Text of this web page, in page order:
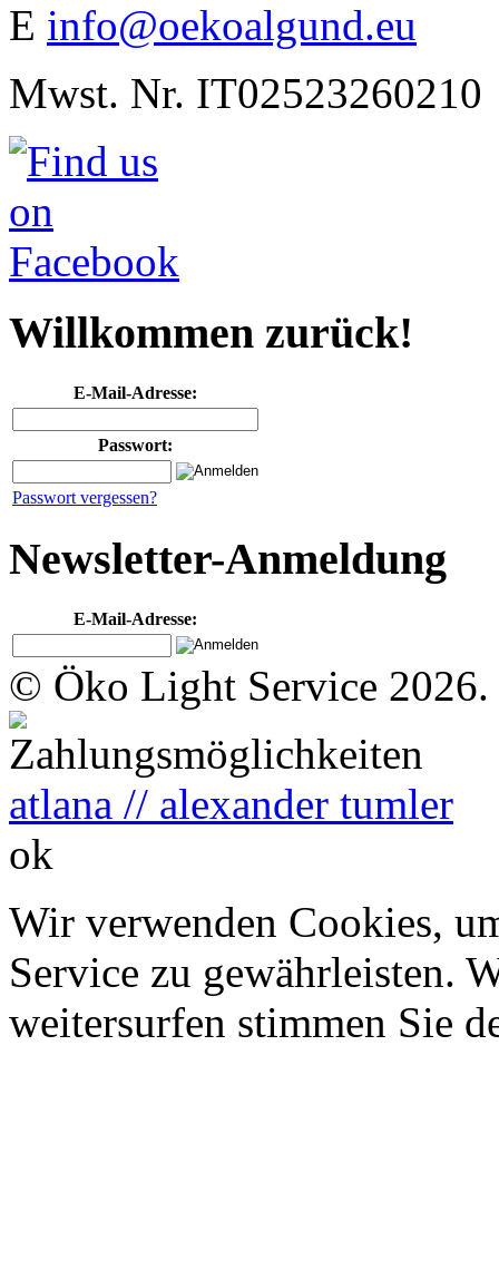
E info@oekoalgund.eu
Mwst. Nr. IT02523260210
Willkommen zurück!
E-Mail-Adresse:
Passwort:
Passwort vergessen?
Newsletter-Anmeldung
E-Mail-Adresse:
© Öko Light Service 2026.
atlana // alexander tumler
ok
Wir verwenden Cookies,
Service zu gewährleisten.
weitersurfen stimmen Sie